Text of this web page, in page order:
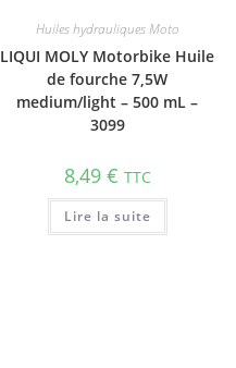
Huiles hydrauliques Moto
LIQUI MOLY Motorbike Huile
de fourche 7,5W
medium/light – 500 mL –
3099
8,49 € TTC
Lire la suite